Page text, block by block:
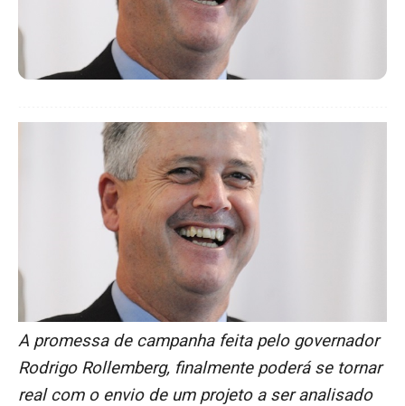
A promessa de campanha feita pelo governador
Rodrigo Rollemberg, finalmente poderá se tornar
real com o envio de um projeto a ser analisado